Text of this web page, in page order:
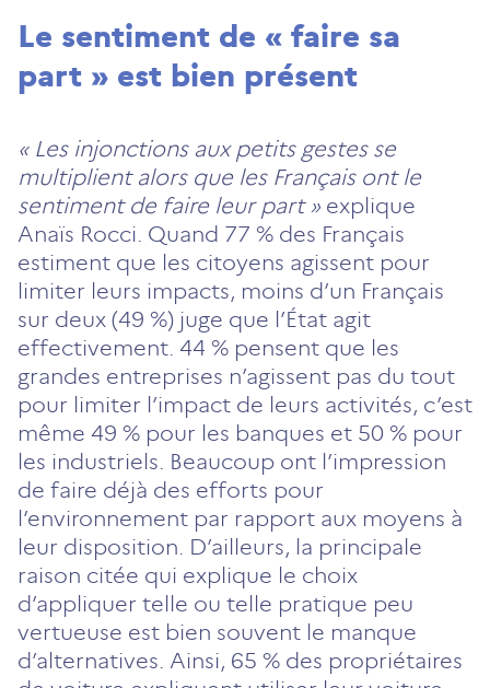
Le sentiment de « faire sa
part » est bien présent
« Les injonctions aux petits gestes se
multiplient alors que les Français ont le
sentiment de faire leur part » explique
Anaïs Rocci. Quand 77 % des Français
estiment que les citoyens agissent pour
limiter leurs impacts, moins d’un Français
sur deux (49 %) juge que l’État agit
effectivement. 44 % pensent que les
grandes entreprises n’agissent pas du tout
pour limiter l’impact de leurs activités, c’est
même 49 % pour les banques et 50 % pour
les industriels. Beaucoup ont l’impression
de faire déjà des efforts pour
l’environnement par rapport aux moyens à
leur disposition. D’ailleurs, la principale
raison citée qui explique le choix
d’appliquer telle ou telle pratique peu
vertueuse est bien souvent le manque
d’alternatives. Ainsi, 65 % des propriétaires